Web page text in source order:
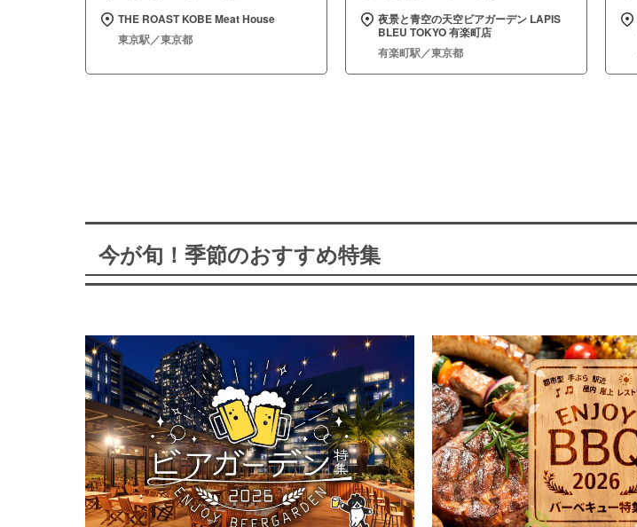
THE ROAST KOBE Meat House
東京駅／東京都
夜景と青空の天空ビアガーデン LAPIS
BLEU TOKYO 有楽町店
有楽町駅／東京都
今が旬！季節のおすすめ特集